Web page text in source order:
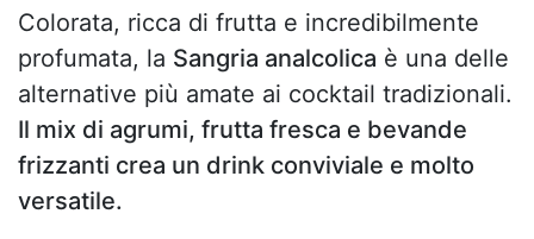
Colorata, ricca di frutta e incredibilmente
profumata, la Sangria analcolica è una delle
alternative più amate ai cocktail tradizionali.
Il mix di agrumi, frutta fresca e bevande
frizzanti crea un drink conviviale e molto
versatile.